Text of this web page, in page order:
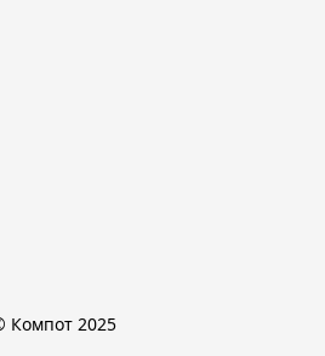
© Компот 2025